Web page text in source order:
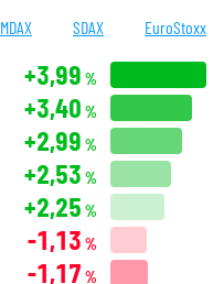
MDAX SDAX EuroStoxx
+3,99 %
+3,40 %
+2,99 %
+2,53 %
+2,25 %
-1,13 %
-1,17 %